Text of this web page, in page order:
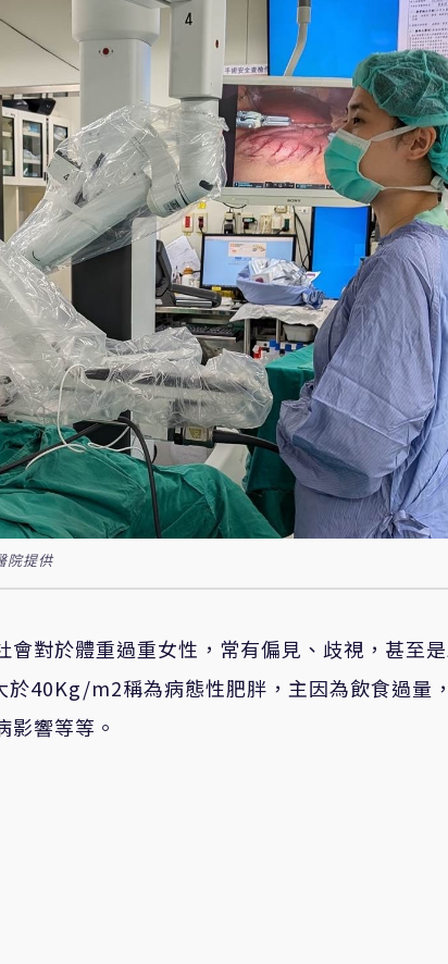
院提供
對於體重過重女性，常有偏見、歧視，甚至
40Kg/m2稱為病態性肥胖，主因為飲食過量
響等等。